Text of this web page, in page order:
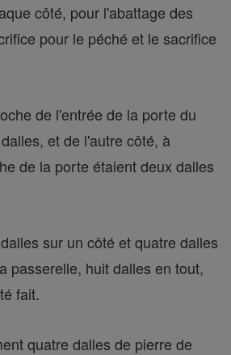
côté, pour l'abattage des
pour le péché et le sacrifice
de l'entrée de la porte du
et de l'autre côté, à
de la porte étaient deux dalles
sur un côté et quatre dalles
passerelle, huit dalles en tout,
fait.
quatre dalles de pierre de